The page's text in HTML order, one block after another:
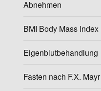
Abnehmen
BMI Body Mass Index
Eigenblutbehandlung
Fasten nach F.X. Mayr